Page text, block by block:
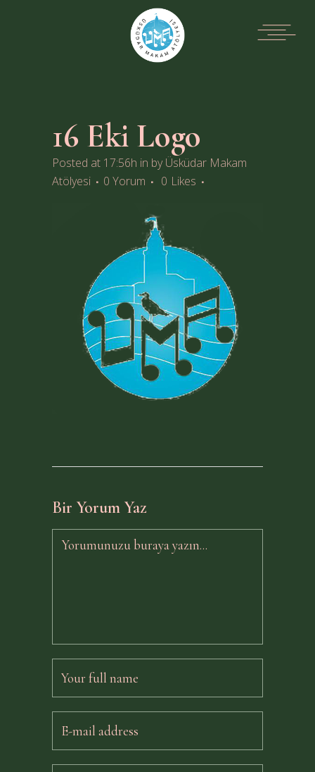
16 Eki Logo
Posted at 17:56h in byÜsküdar Makam
Atölyesi
0 Yorum 0 Likes
Bir Yorum Yaz